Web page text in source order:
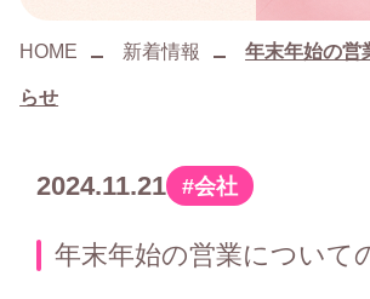
HOME 新着情報 年末年始の営
らせ
年末年始の営業について
2024.11.21カ 会社